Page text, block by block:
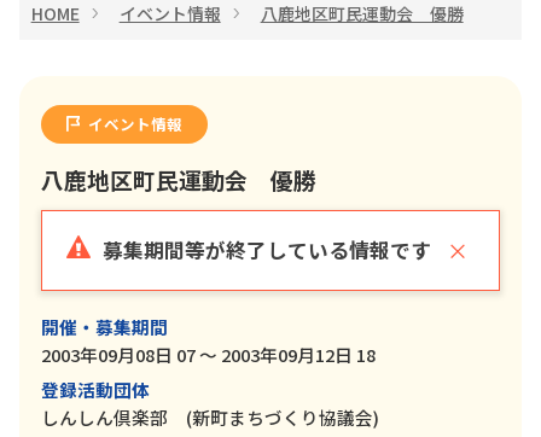
HOME イベント情報 八鹿地区町民運動会 優勝
イベント情報
八鹿地区町民運動会 優勝
×
募集期間等が終了している情報です
開催・募集期間
2003年09月08日 07 ～ 2003年09月12日 18
登録活動団体
しんしん倶楽部 (新町まちづくり協議会)